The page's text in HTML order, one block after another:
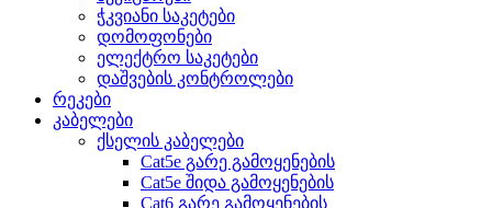
ჭკვიანი საკეტები
დომოფონები
ელექტრო საკეტები
დაშვების კონტროლები
რეკები
კაბელები
ქსელის კაბელები
Cat5e გარე გამოყენების
Cat5e შიდა გამოყენების
Cat6 გარე გამოყენების